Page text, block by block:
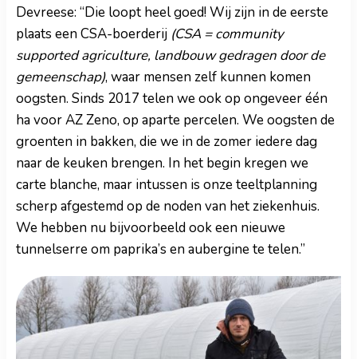
Devreese: “Die loopt heel goed! Wij zijn in de eerste
plaats een CSA-boerderij (CSA = community
supported agriculture, landbouw gedragen door de
gemeenschap), waar mensen zelf kunnen komen
oogsten. Sinds 2017 telen we ook op ongeveer één
ha voor AZ Zeno, op aparte percelen. We oogsten de
groenten in bakken, die we in de zomer iedere dag
naar de keuken brengen. In het begin kregen we
carte blanche, maar intussen is onze teeltplanning
scherp afgestemd op de noden van het ziekenhuis.
We hebben nu bijvoorbeeld ook een nieuwe
tunnelserre om paprika’s en aubergine te telen.”